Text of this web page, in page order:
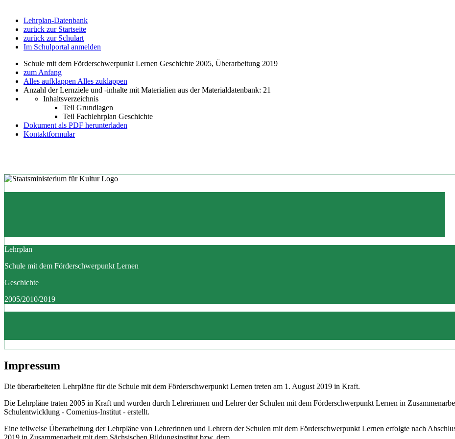
Lehrplan-Datenbank
zurück zur Startseite
zurück zur Schulart
Im Schulportal anmelden
Schule mit dem Förderschwerpunkt Lernen Geschichte 2005, Überarbeitung 2019
zum Anfang
Alles aufklappen Alles zuklappen
Anzahl der Lernziele und -inhalte mit Materialien aus der Materialdatenbank: 21
Inhaltsverzeichnis
Teil Grundlagen
Teil Fachlehrplan Geschichte
Dokument als PDF herunterladen
Kontaktformular
Lehrplan
Schule mit dem Förderschwerpunkt Lernen
Geschichte
2005/2010/2019
Impressum
Die überarbeiteten Lehrpläne für die Schule mit dem Förderschwerpunkt Lernen treten am 1. August 2019 in Kraft.
Die Lehrpläne traten 2005 in Kraft und wurden durch Lehrerinnen und Lehrer der Schulen mit dem Förderschwerpunkt Lernen in
Schulentwicklung - Comenius-Institut - erstellt.
Eine teilweise Überarbeitung der Lehrpläne von Lehrerinnen und Lehrern der Schulen mit dem Förderschwerpunkt Lernen erfolgte nach
2019 in Zusammenarbeit mit dem Sächsischen Bildungsinstitut bzw. dem